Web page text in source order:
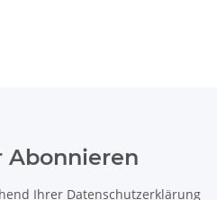
Abonnieren
Ihrer Datenschutzerklärung